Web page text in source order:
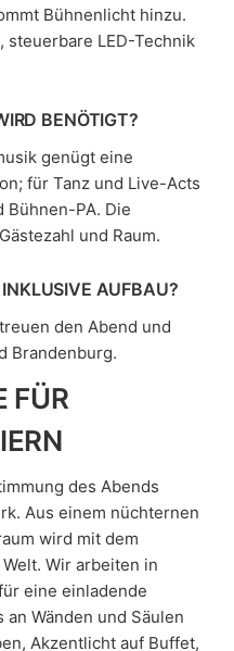
Bühnenlicht hinzu.
LED-Technik
BENÖTIGT?
genügt eine
für Tanz und Live-Acts
PA. Die
und Raum.
AUFBAU?
den Abend und
Brandenburg.
FÜR
des Abends
Aus einem nüchternen
wird mit dem
Wir arbeiten in
eine einladende
Wänden und Säulen
Akzentlicht auf Buffet,